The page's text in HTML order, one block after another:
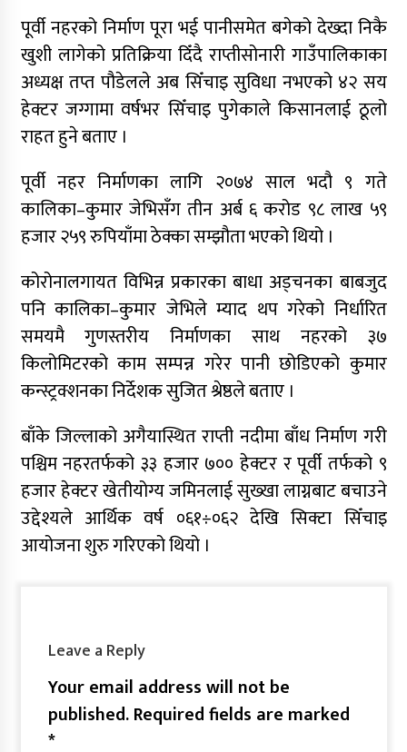
पूर्वी नहरको निर्माण पूरा भई पानीसमेत बगेको देख्दा निकै
खुशी लागेको प्रतिक्रिया दिँदै राप्तीसोनारी गाउँपालिकाका
अध्यक्ष तप्त पौडेलले अब सिँचाइ सुविधा नभएको ४२ सय
हेक्टर जग्गामा वर्षभर सिँचाइ पुगेकाले किसानलाई ठूलो
राहत हुने बताए ।
पूर्वी नहर निर्माणका लागि २०७४ साल भदौ ९ गते
कालिका–कुमार जेभिसँग तीन अर्ब ६ करोड ९८ लाख ५९
हजार २५९ रुपियाँमा ठेक्का सम्झौता भएको थियो ।
कोरोनालगायत विभिन्न प्रकारका बाधा अड्चनका बाबजुद
पनि कालिका–कुमार जेभिले म्याद थप गरेको निर्धारित
समयमै गुणस्तरीय निर्माणका साथ नहरको ३७
किलोमिटरको काम सम्पन्न गरेर पानी छोडिएको कुमार
कन्स्ट्रक्शनका निर्देशक सुजित श्रेष्ठले बताए ।
बाँके जिल्लाको अगैयास्थित राप्ती नदीमा बाँध निर्माण गरी
पश्चिम नहरतर्फको ३३ हजार ७०० हेक्टर र पूर्वी तर्फको ९
हजार हेक्टर खेतीयोग्य जमिनलाई सुख्खा लाग्नबाट बचाउने
उद्देश्यले आर्थिक वर्ष ०६१÷०६२ देखि सिक्टा सिँचाइ
आयोजना शुरु गरिएको थियो ।
Leave a Reply
Your email address will not be
published.Required fields are marked
*